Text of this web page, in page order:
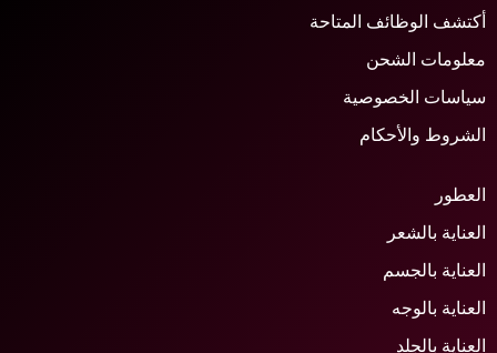
الوظائف المتاحة
الشحن
الخصوصية
والأحكام
بالشعر
بالجسم
بالوجه
بالجلد